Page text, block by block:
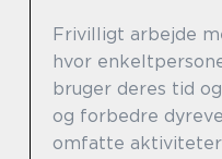
Frivilligt arbejde
hvor
bruger deres tid
og forbedre
omfatte